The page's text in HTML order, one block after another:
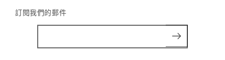
訂閱我們的郵件